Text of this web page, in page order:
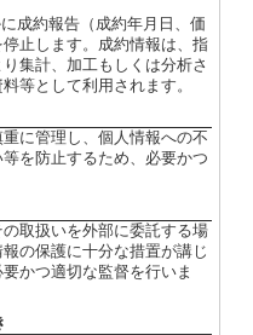
成約報告（成約年月日、価
止します。成約情報は、指
集計、加工もしくは分析さ
等として利用されます。
に管理し、個人情報への不
を防止するため、必要かつ
取扱いを外部に委託する場
の保護に十分な措置が講じ
かつ適切な監督を行いま